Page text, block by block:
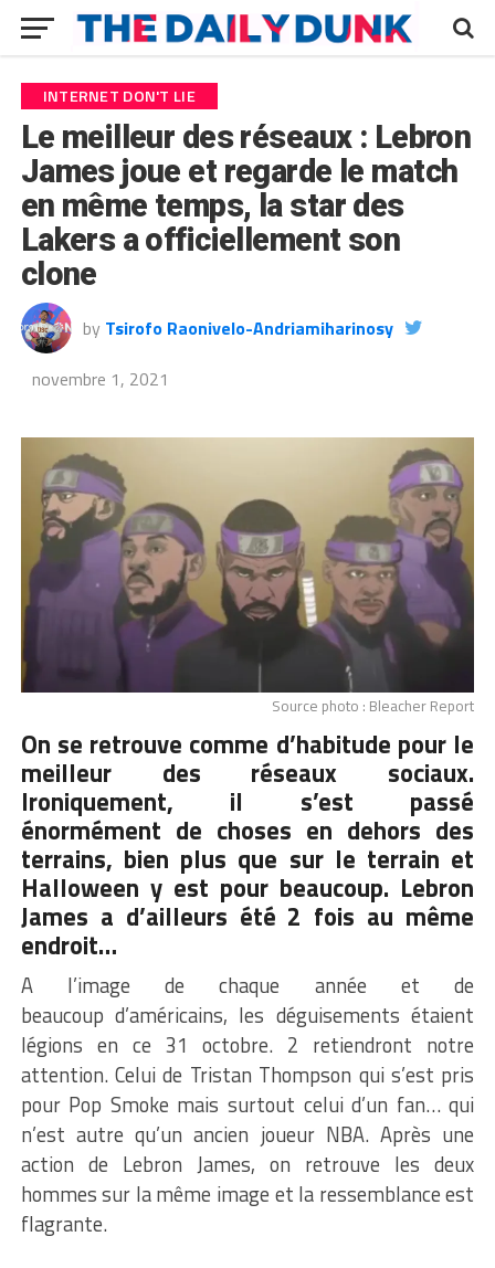
INTERNET DON'T LIE
Le meilleur des réseaux : Lebron
James joue et regarde le match
en même temps, la star des
Lakers a officiellement son
clone
by Tsirofo Raonivelo-Andriamiharinosy
novembre 1, 2021
Source photo : Bleacher Report
On se retrouve comme d’habitude pour le
meilleur des réseaux sociaux.
Ironiquement, il s’est passé
énormément de choses en dehors des
terrains, bien plus que sur le terrain et
Halloween y est pour beaucoup. Lebron
James a d’ailleurs été 2 fois au même
endroit…
A l’image de chaque année et de
beaucoup d’américains, les déguisements étaient
légions en ce 31 octobre. 2 retiendront notre
attention. Celui de Tristan Thompson qui s’est pris
pour Pop Smoke mais surtout celui d’un fan… qui
n’est autre qu’un ancien joueur NBA. Après une
action de Lebron James, on retrouve les deux
hommes sur la même image et la ressemblance est
flagrante.